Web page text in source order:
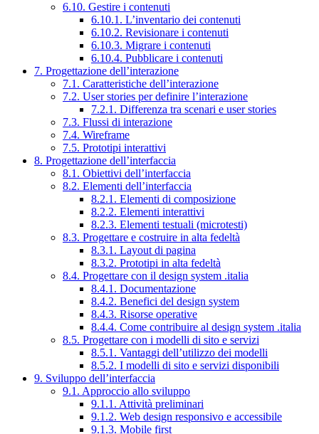
6.10. Gestire i contenuti
6.10.1. L’inventario dei contenuti
6.10.2. Revisionare i contenuti
6.10.3. Migrare i contenuti
6.10.4. Pubblicare i contenuti
7. Progettazione dell’interazione
7.1. Caratteristiche dell’interazione
7.2. User stories per definire l’interazione
7.2.1. Differenza tra scenari e user stories
7.3. Flussi di interazione
7.4. Wireframe
7.5. Prototipi interattivi
8. Progettazione dell’interfaccia
8.1. Obiettivi dell’interfaccia
8.2. Elementi dell’interfaccia
8.2.1. Elementi di composizione
8.2.2. Elementi interattivi
8.2.3. Elementi testuali (microtesti)
8.3. Progettare e costruire in alta fedeltà
8.3.1. Layout di pagina
8.3.2. Prototipi in alta fedeltà
8.4. Progettare con il design system .italia
8.4.1. Documentazione
8.4.2. Benefici del design system
8.4.3. Risorse operative
8.4.4. Come contribuire al design system .italia
8.5. Progettare con i modelli di sito e servizi
8.5.1. Vantaggi dell’utilizzo dei modelli
8.5.2. I modelli di sito e servizi disponibili
9. Sviluppo dell’interfaccia
9.1. Approccio allo sviluppo
9.1.1. Attività preliminari
9.1.2. Web design responsivo e accessibile
9.1.3. Mobile first